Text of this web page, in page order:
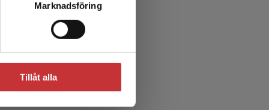
Marknadsföring
Tillåt alla